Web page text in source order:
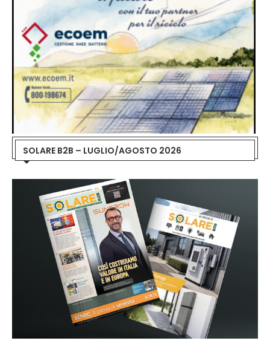
SOLARE B2B – LUGLIO/AGOSTO 2026